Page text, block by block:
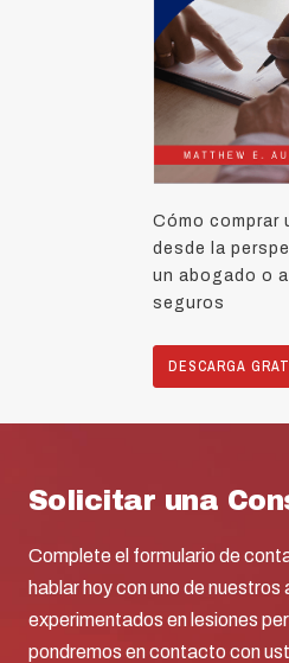
Cómo comprar
desde la
un abogado o
seguros
DESCARGA
Solicitar una
Complete el formulario de
hablar hoy con uno de nuestros
experimentados en lesiones
pondremos en contacto con